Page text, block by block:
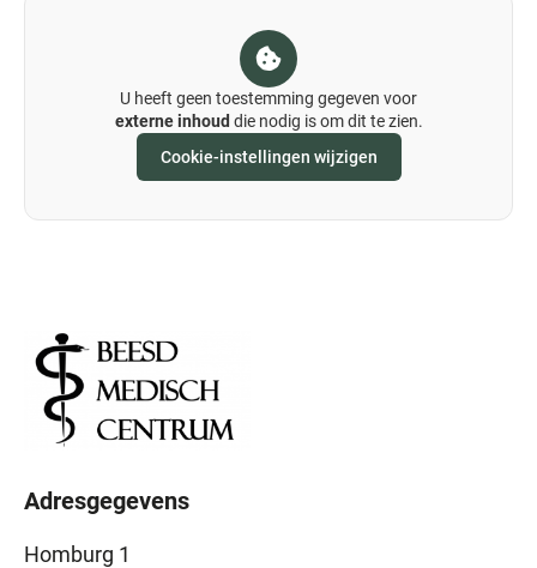
U heeft geen toestemming gegeven voor
externe inhoud die nodig is om dit te zien.
Cookie-instellingen wijzigen
Adresgegevens
Homburg 1